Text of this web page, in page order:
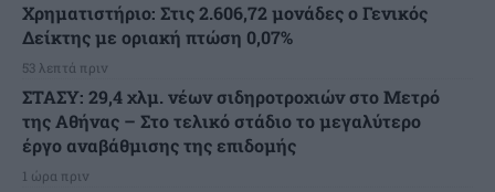
Χρηματιστήριο: Στις 2.606,72 μονάδες ο Γενικός
Δείκτης με οριακή πτώση 0,07%
53 λεπτά πριν
ΣΤΑΣΥ: 29,4 χλμ. νέων σιδηροτροχιών στο Μετρό
της Αθήνας – Στο τελικό στάδιο το μεγαλύτερο
έργο αναβάθμισης της επιδομής
1 ώρα πριν